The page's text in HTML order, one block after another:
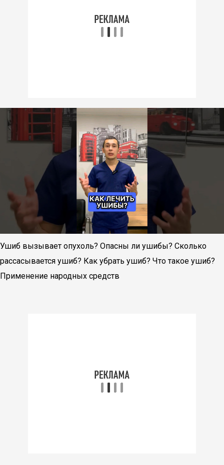
Ушиб вызывает опухоль? Опасны ли ушибы? Сколько
рассасывается ушиб? Как убрать ушиб? Что такое ушиб?
Применение народных средств